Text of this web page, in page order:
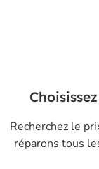
Recherchez le
réparons tous